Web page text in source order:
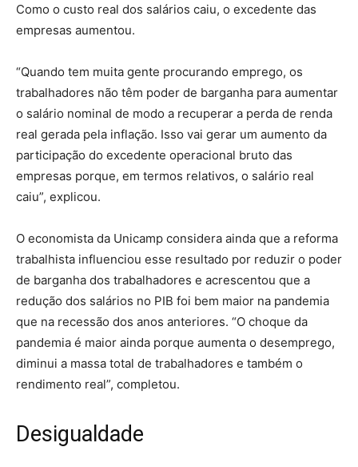
Como o custo real dos salários caiu, o excedente das
empresas aumentou.
“Quando tem muita gente procurando emprego, os
trabalhadores não têm poder de barganha para aumentar
o salário nominal de modo a recuperar a perda de renda
real gerada pela inflação. Isso vai gerar um aumento da
participação do excedente operacional bruto das
empresas porque, em termos relativos, o salário real
caiu”, explicou.
O economista da Unicamp considera ainda que a reforma
trabalhista influenciou esse resultado por reduzir o poder
de barganha dos trabalhadores e acrescentou que a
redução dos salários no PIB foi bem maior na pandemia
que na recessão dos anos anteriores. “O choque da
pandemia é maior ainda porque aumenta o desemprego,
diminui a massa total de trabalhadores e também o
rendimento real”, completou.
Desigualdade